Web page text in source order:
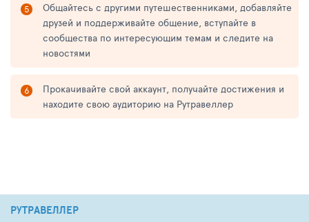
Общайтесь с другими путешественниками, добавляйте
друзей и поддерживайте общение, вступайте в
сообщества по интересующим темам и следите на
новостями
Прокачивайте свой аккаунт, получайте достижения и
находите свою аудиторию на Рутравеллер
РУТРАВЕЛЛЕР